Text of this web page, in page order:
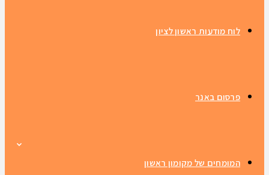
לוח מודעות ראשון לציון
פרסום באנר
המומחים של מקומון ראשון